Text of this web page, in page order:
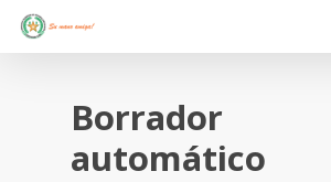
main
Borrador
automático